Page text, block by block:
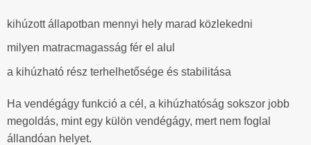
kihúzott állapotban mennyi hely marad közlekedni
milyen matracmagasság fér el alul
a kihúzható rész terhelhetősége és stabilitása
Ha vendégágy funkció a cél, a kihúzhatóság sokszor jobb
megoldás, mint egy külön vendégágy, mert nem foglal
állandóan helyet.